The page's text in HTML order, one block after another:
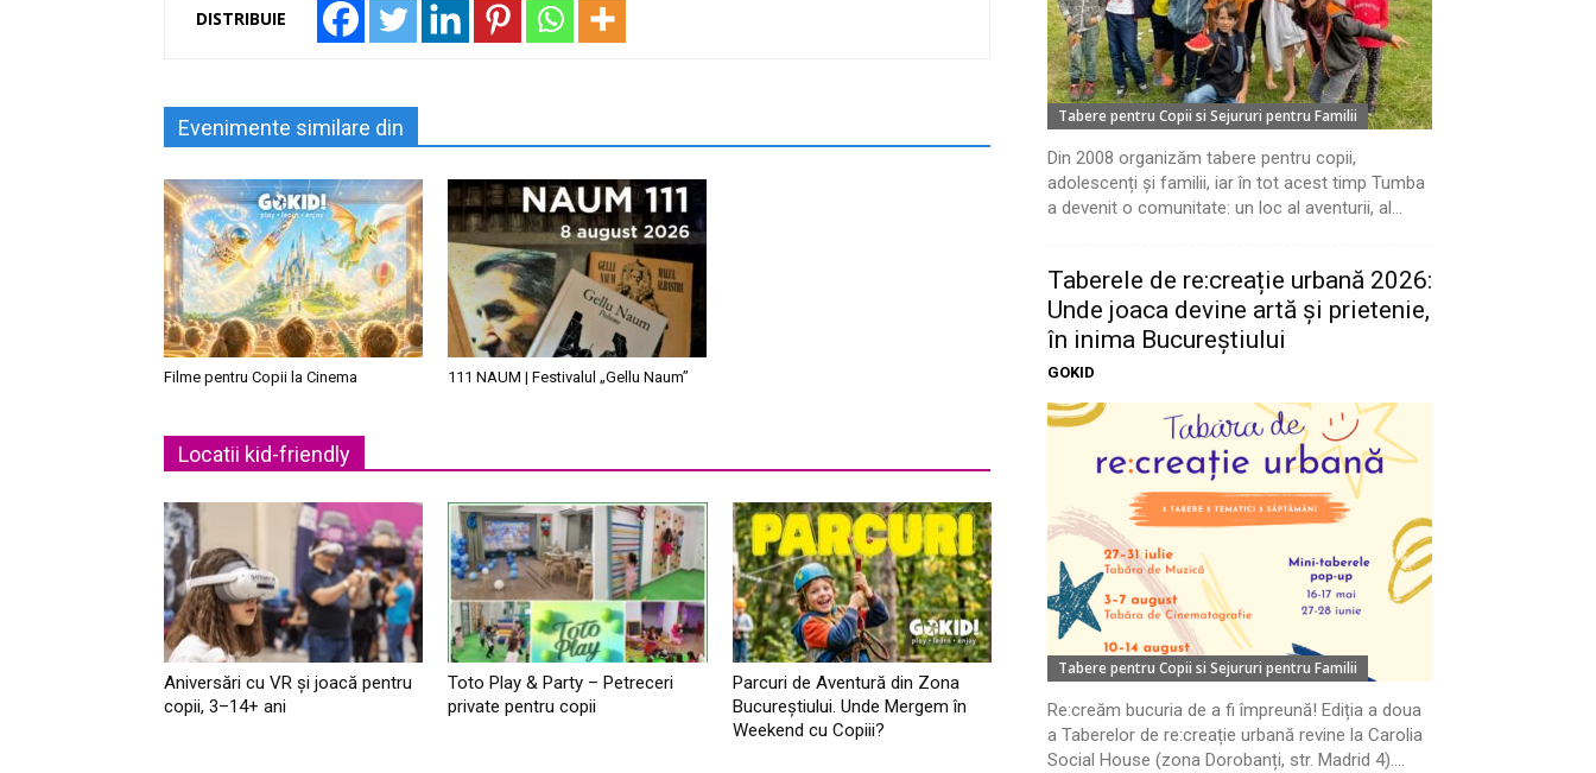
DISTRIBUIE
Evenimente similare din
Filme pentru Copii la Cinema 111 NAUM | Festivalul „Gellu Naum”
Locatii kid-friendly
Aniversări cu VR și joacă pentru
copii, 3–14+ ani
Toto Play & Party – Petreceri
private pentru copii
Parcuri de Aventură din Zona
Bucureştiului. Unde Mergem în
Weekend cu Copiii?
Tabere pentru Copii si Sejururi pentru Familii
Din 2008 organizăm tabere pentru copii,
adolescenți și familii, iar în tot acest timp Tumba
a devenit o comunitate: un loc al aventurii, al...
Taberele de re:creație urbană 2026:
Unde joaca devine artă și prietenie,
în inima Bucureștiului
GOKID
Tabere pentru Copii si Sejururi pentru Familii
Re:creăm bucuria de a fi împreună! Ediția a doua
a Taberelor de re:creație urbană revine la Carolia
Social House (zona Dorobanți, str. Madrid 4)....